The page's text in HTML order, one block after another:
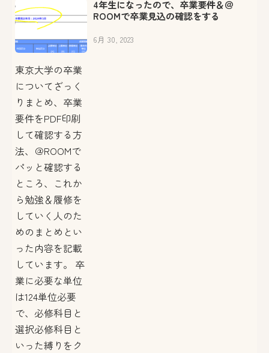
4年生になったので、卒業要件＆＠
ROOMで卒業見込の確認をする
6月 30, 2023
東京大学の卒業
についてざっく
りまとめ、卒業
要件をPDF印刷
して確認する方
法、＠ROOMで
パッと確認する
ところ、これか
ら勉強＆履修を
していく人のた
めのまとめとい
った内容を記載
しています。 卒
業に必要な単位
は124単位必要
で、必修科目と
選択必修科目と
いった縛りをク